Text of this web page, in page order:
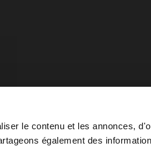
le contenu et les annonces,
également des